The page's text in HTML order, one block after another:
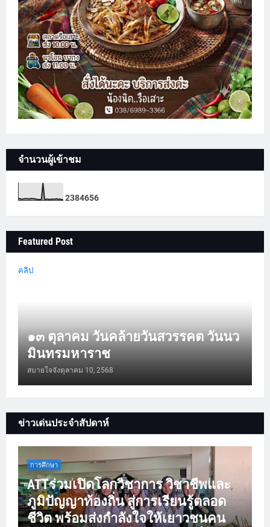
จำนวนผู้เข้าชม
2384656
Featured Post
คลิป
๑๓ ตุลาคม วันคล้ายวันสวรรคต วันนว
มินทรมหาราช
สบายใจจังตุลาคม 10, 2568
ข่าวเด่นประจำสัปดาห์
การศึกษา
ATTร่วมเปิดโลกวิชาการ วิชาชีพและ
ภูมิปัญญาท้องถิ่น สู่การเรียนรู้ตลอด
ชีวิต พร้อมส่งกำลังใจให้เยาวชนคน